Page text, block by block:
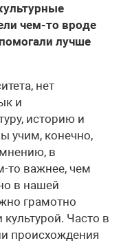
чем-то вроде
лучше
нет
и
историю и
учим, конечно,
в
то важнее, чем
в нашей
грамотно
Часто в
происхождения